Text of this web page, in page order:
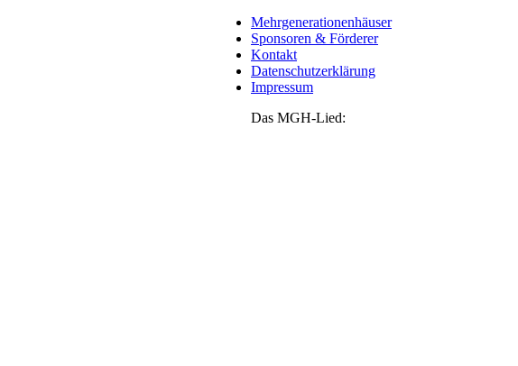
Mehrgenerationenhäuser
Sponsoren & Förderer
Kontakt
Datenschutzerklärung
Impressum
Das MGH-Lied: